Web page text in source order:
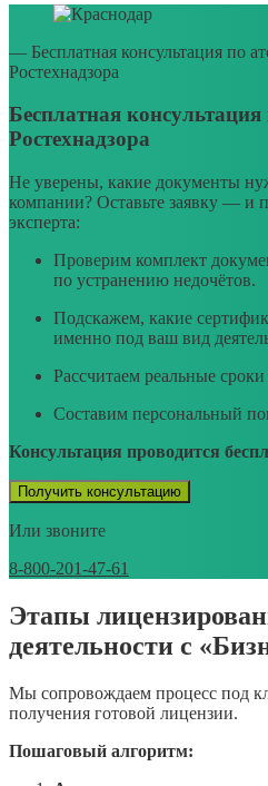
— Бесплатная консультация по
Ростехнадзора
Бесплатная
Ростехнадзора
Не уверены, какие документы
компании? Оставьте заявку — и
эксперта:
Проверим комплект
по устранению недочётов.
Подскажем, какие
именно под ваш вид
Рассчитаем реальные
Составим персональный
Консультация проводится
Получить консультацию
Или звоните
8-800-201-47-61
Этапы
деятельности с
Мы сопровождаем процесс под
получения готовой лицензии.
Пошаговый алгоритм: